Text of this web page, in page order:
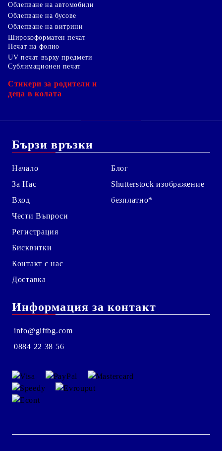
Облепване на автомобили
Облепване на бусове
Облепване на витрини
Широкоформатен печат
Печат на фолио
UV печат върху предмети
Сублимационен печат
Стикери за родители и
деца в колата
Бързи връзки
Начало
За Нас
Вход
Чести Въпроси
Регистрация
Бисквитки
Контакт с нас
Доставка
Блог
Shutterstock изображение
безплатно*
Информация за контакт
info@giftbg.com
0884 22 38 56